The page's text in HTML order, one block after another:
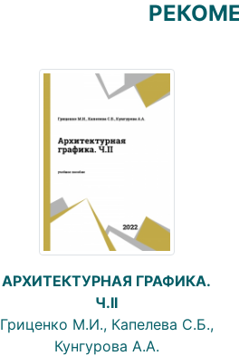
АРХИТЕКТУРНАЯ ГРАФИКА.
Ч.II
Гриценко М.И., Капелева С.Б.,
Кунгурова А.А.